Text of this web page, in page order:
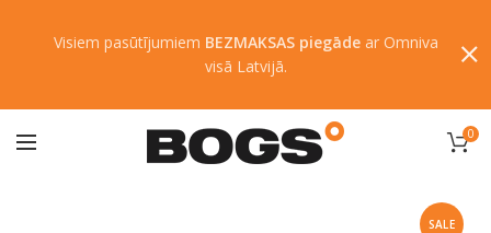
0
SALE
Visiem pasūtījumiem BEZMAKSAS piegādear Omniva
visā Latvijā.